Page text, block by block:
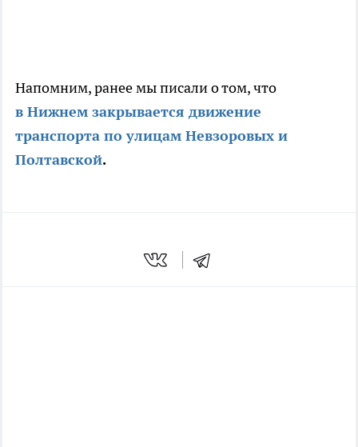
Напомним, ранее мы писали о том, что
в Нижнем закрывается движение
транспорта по улицам Невзоровых и
Полтавской.